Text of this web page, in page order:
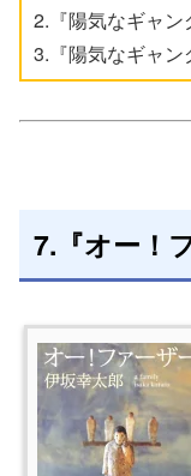
2.『陽気なギャ
3.『陽気なギャ
7.『オー！